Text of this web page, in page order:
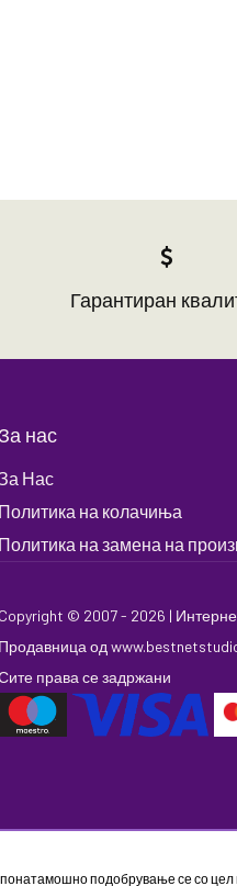
подобрување се со
Гарантиран
нас
За Нас
Политика на колачиња
Политика на замена на
Copyright © 2007 - 2026 |
Продавница од
права се задржани